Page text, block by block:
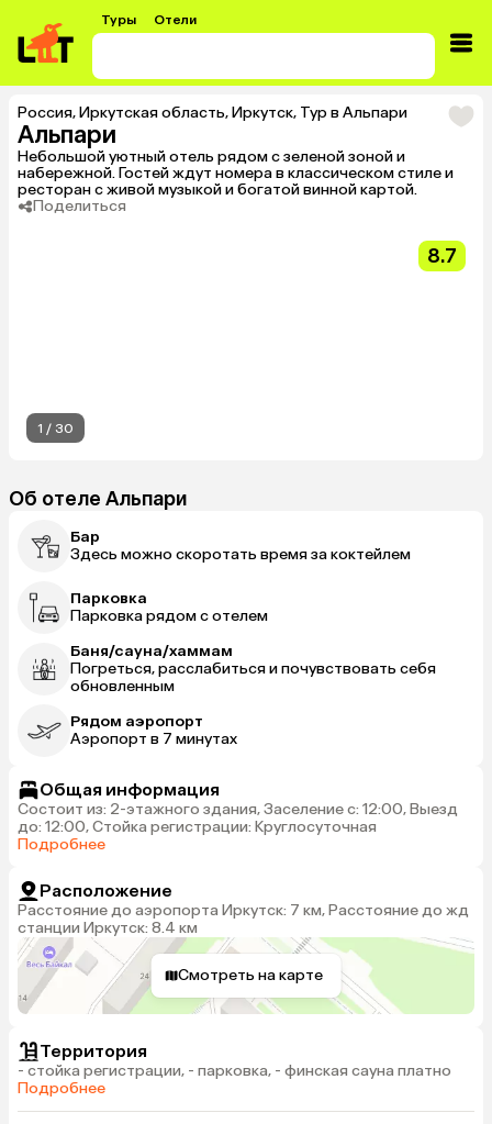
Туры Отели
Россия,Иркутская область,Иркутск, Тур в Альпари
Альпари
Небольшой уютный отель рядом с зеленой зоной и
набережной. Гостей ждут номера в классическом стиле и
ресторан с живой музыкой и богатой винной картой.
Поделиться
8.7
1 / 30
Об отеле Альпари
Бар
Здесь можно скоротать время за коктейлем
Парковка
Парковка рядом с отелем
Баня/сауна/хаммам
Погреться, расслабиться и почувствовать себя
обновленным
Рядом аэропорт
Аэропорт в 7 минутах
Общая информация
Состоит из: 2-этажного здания, Заселение с: 12:00, Выезд
до: 12:00, Стойка регистрации: Круглосуточная
Подробнее
Расположение
Расстояние до аэропорта Иркутск: 7 км, Расстояние до жд
станции Иркутск: 8.4 км
Смотреть на карте
Территория
- стойка регистрации, - парковка, - финская сауна платно
Подробнее